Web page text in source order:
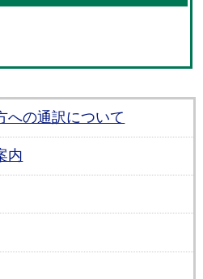
への通訳について
内